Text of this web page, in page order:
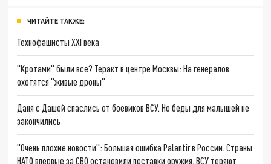
ЧИТАЙТЕ ТАКЖЕ:
Технофашисты XXI века
"Кротами" были все? Теракт в центре Москвы: На генералов
охотятся "живые дроны"
Даня с Дашей спаслись от боевиков ВСУ. Но беды для малышей не
закончились
"Очень плохие новости": Большая ошибка Palantir в России. Страны
НАТО впервые за СВО остановили поставки оружия. ВСУ теряют